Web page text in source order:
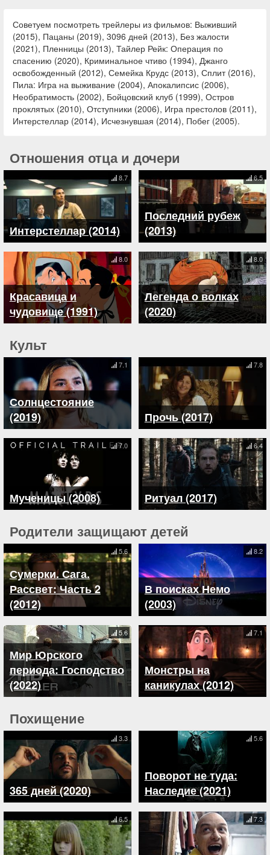
Советуем посмотреть трейлеры из фильмов: Выживший
(2015), Пацаны (2019), 3096 дней (2013), Без жалости
(2021), Пленницы (2013), Тайлер Рейк: Операция по
спасению (2020), Криминальное чтиво (1994), Джанго
освобожденный (2012), Семейка Крудс (2013), Сплит (2016),
Пила: Игра на выживание (2004), Апокалипсис (2006),
Необратимость (2002), Бойцовский клуб (1999), Остров
проклятых (2010), Отступники (2006), Игра престолов (2011),
Интерстеллар (2014), Исчезнувшая (2014), Побег (2005).
Отношения отца и дочери
Интерстеллар (2014)
8.7
Последний рубеж
(2013)
6.5
Красавица и
чудовище (1991)
8.0
Легенда о волках
(2020)
8.0
Культ
Солнцестояние
(2019)
7.1
Прочь (2017)
7.8
Мученицы (2008)
7.0
Ритуал (2017)
6.4
Родители защищают детей
Сумерки. Сага.
Рассвет: Часть 2
(2012)
5.6
В поисках Немо
(2003)
8.2
Мир Юрского
периода: Господство
(2022)
5.6
Монстры на
каникулах (2012)
7.1
Похищение
365 дней (2020)
3.3
Поворот не туда:
Наследие (2021)
5.6
6.5 7.3